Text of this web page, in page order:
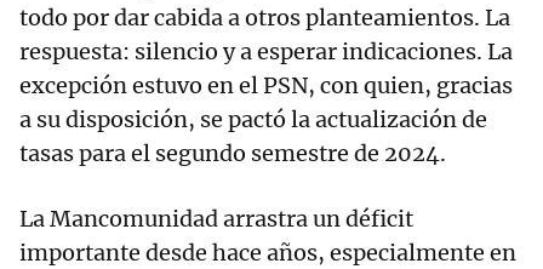
todo por dar cabida a otros planteamientos. La
respuesta: silencio y a esperar indicaciones. La
excepción estuvo en el PSN, con quien, gracias
a su disposición, se pactó la actualización de
tasas para el segundo semestre de 2024.
La Mancomunidad arrastra un déficit
importante desde hace años, especialmente en